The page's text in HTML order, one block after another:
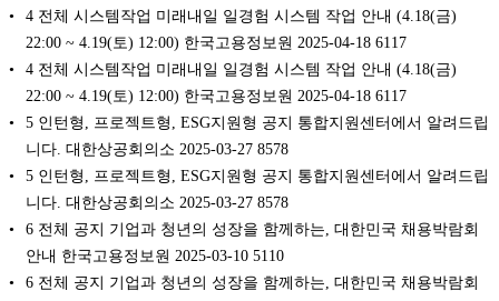
4 전체 시스템작업 미래내일 일경험 시스템 작업 안내 (4.18(금)
22:00 ~ 4.19(토) 12:00) 한국고용정보원 2025-04-18 6117
4 전체 시스템작업 미래내일 일경험 시스템 작업 안내 (4.18(금)
22:00 ~ 4.19(토) 12:00) 한국고용정보원 2025-04-18 6117
5 인턴형, 프로젝트형, ESG지원형 공지 통합지원센터에서 알려드립
니다. 대한상공회의소 2025-03-27 8578
5 인턴형, 프로젝트형, ESG지원형 공지 통합지원센터에서 알려드립
니다. 대한상공회의소 2025-03-27 8578
6 전체 공지 기업과 청년의 성장을 함께하는, 대한민국 채용박람회
안내 한국고용정보원 2025-03-10 5110
6 전체 공지 기업과 청년의 성장을 함께하는, 대한민국 채용박람회